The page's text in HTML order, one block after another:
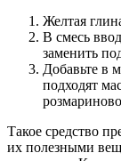
Желтая
В смесь
заменить
Добавьте в
подходят
Такое средство
их полезными